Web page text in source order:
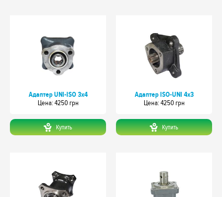
Адаптер UNI-ISO 3х4
Цeна: 4250 грн
Купить
Адаптер ISO-UNI 4х3
Цeна: 4250 грн
Купить